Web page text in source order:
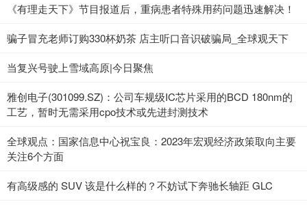
《有理走天下》节目报道后，重病患者特殊用药问题迅速解决！
骗子冒充老师订购330杯奶茶 店主听口音识破骗局_全球观天下
当复兴号驶上雪域高原|今日聚焦
雅创电子(301099.SZ)：公司车规级IC芯片采用的BCD 180nm的
工艺，暂时无需采用cpo技术或先进封测技术
全球观点：国家信息中心祝宝良：2023年宏观经济政策取向主要
关注6个方面
有高级感的 SUV 该是什么样的？不妨试下奔驰长轴距 GLC